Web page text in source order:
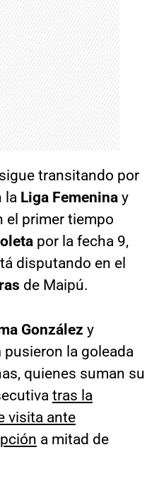
sigue transitando por
la Liga Femenina y
el primer tiempo
por la fecha 9,
disputando en el
de Maipú.
González y
pusieron la goleada
quienes suman su
tras la
visita ante
a mitad de